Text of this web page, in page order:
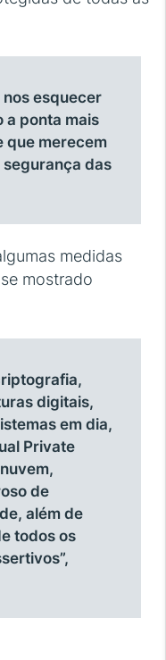
nos esquecer
a ponta mais
que merecem
das
medidas
mostrado
digitais,
em dia,
Private
de
além de
todos os